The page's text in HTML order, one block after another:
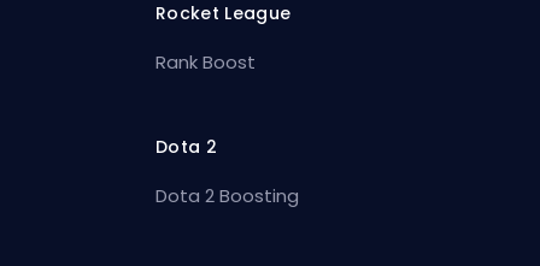
Rocket League
Rank Boost
Dota 2
Dota 2 Boosting